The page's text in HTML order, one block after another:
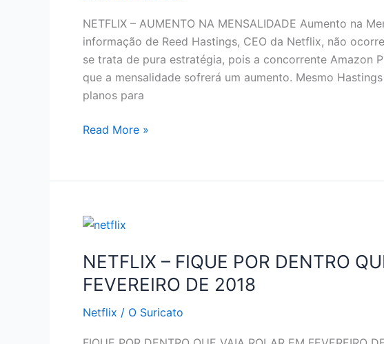
NETFLIX – AUMENTO NA MENSALIDADE Aumento na
informação de Reed Hastings, CEO da Netflix, não
se trata de pura estratégia, pois a concorrente Amazon
que a mensalidade sofrerá um aumento. Mesmo
planos para
NETFLIX
NA
Read More »
NETFLIX – FIQUE POR DENTRO
FEVEREIRO DE 2018
Netflix / O Suricato